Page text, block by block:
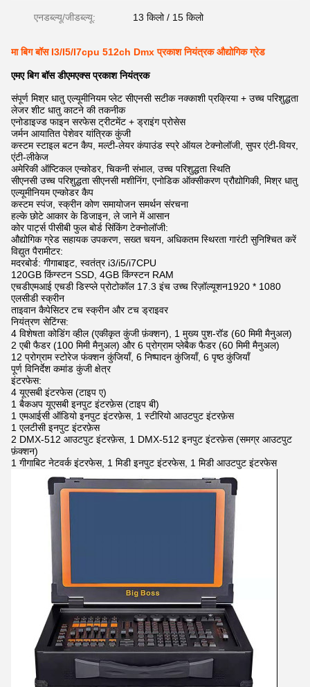
एनडब्ल्यू/जीडब्ल्यू: 13 किलो / 15 किलो
मा बिग बॉस I3/I5/I7cpu 512ch Dmx प्रकाश नियंत्रक औद्योगिक ग्रेड
एमए बिग बॉस डीएमएक्स प्रकाश नियंत्रक
संपूर्ण मिश्र धातु एल्यूमीनियम प्लेट सीएनसी सटीक नक्काशी प्रक्रिया + उच्च परिशुद्धता
लेजर शीट धातु काटने की तकनीक
एनोडाइज्ड फाइन सरफेस ट्रीटमेंट + ड्राइंग प्रोसेस
जर्मन आयातित पेशेवर यांत्रिक कुंजी
कस्टम स्टाइल बटन कैप, मल्टी-लेयर कंपाउंड स्प्रे ऑयल टेक्नोलॉजी, सुपर एंटी-वियर,
एंटी-लीकेज
अमेरिकी ऑप्टिकल एन्कोडर, चिकनी संभाल, उच्च परिशुद्धता स्थिति
सीएनसी उच्च परिशुद्धता सीएनसी मशीनिंग, एनोडिक ऑक्सीकरण प्रौद्योगिकी, मिश्र धातु
एल्यूमीनियम एन्कोडर कैप
कस्टम स्पंज, स्क्रीन कोण समायोजन समर्थन संरचना
हल्के छोटे आकार के डिजाइन, ले जाने में आसान
कोर पार्ट्स पीसीबी फुल बोर्ड सिंकिंग टेक्नोलॉजी:
औद्योगिक ग्रेड सहायक उपकरण, सख्त चयन, अधिकतम स्थिरता गारंटी सुनिश्चित करें
विद्युत पैरामीटर:
मदरबोर्ड: गीगाबाइट, स्वतंत्र i3/i5/i7CPU
120GB किंग्स्टन SSD, 4GB किंग्स्टन RAM
एचडीएमआई एचडी डिस्प्ले प्रोटोकॉल 17.3 इंच उच्च रिज़ॉल्यूशन1920 * 1080
एलसीडी स्क्रीन
ताइवान कैपेसिटर टच स्क्रीन और टच ड्राइवर
नियंत्रण सेटिंग्स:
4 विशेषता कोडिंग व्हील (एकीकृत कुंजी फ़ंक्शन), 1 मुख्य पुश-रॉड (60 मिमी मैनुअल)
2 एबी फैडर (100 मिमी मैनुअल) और 6 प्रोग्राम प्लेबैक फैडर (60 मिमी मैनुअल)
12 प्रोग्राम स्टोरेज फंक्शन कुंजियाँ, 6 निष्पादन कुंजियाँ, 6 पृष्ठ कुंजियाँ
पूर्ण विनिर्देश कमांड कुंजी क्षेत्र
इंटरफेस:
4 यूएसबी इंटरफेस (टाइप ए)
1 बैकअप यूएसबी इनपुट इंटरफ़ेस (टाइप बी)
1 एमआईसी ऑडियो इनपुट इंटरफ़ेस, 1 स्टीरियो आउटपुट इंटरफ़ेस
1 एलटीसी इनपुट इंटरफ़ेस
2 DMX-512 आउटपुट इंटरफ़ेस, 1 DMX-512 इनपुट इंटरफ़ेस (समग्र आउटपुट
फ़ंक्शन)
1 गीगाबिट नेटवर्क इंटरफेस, 1 मिडी इनपुट इंटरफेस, 1 मिडी आउटपुट इंटरफेस